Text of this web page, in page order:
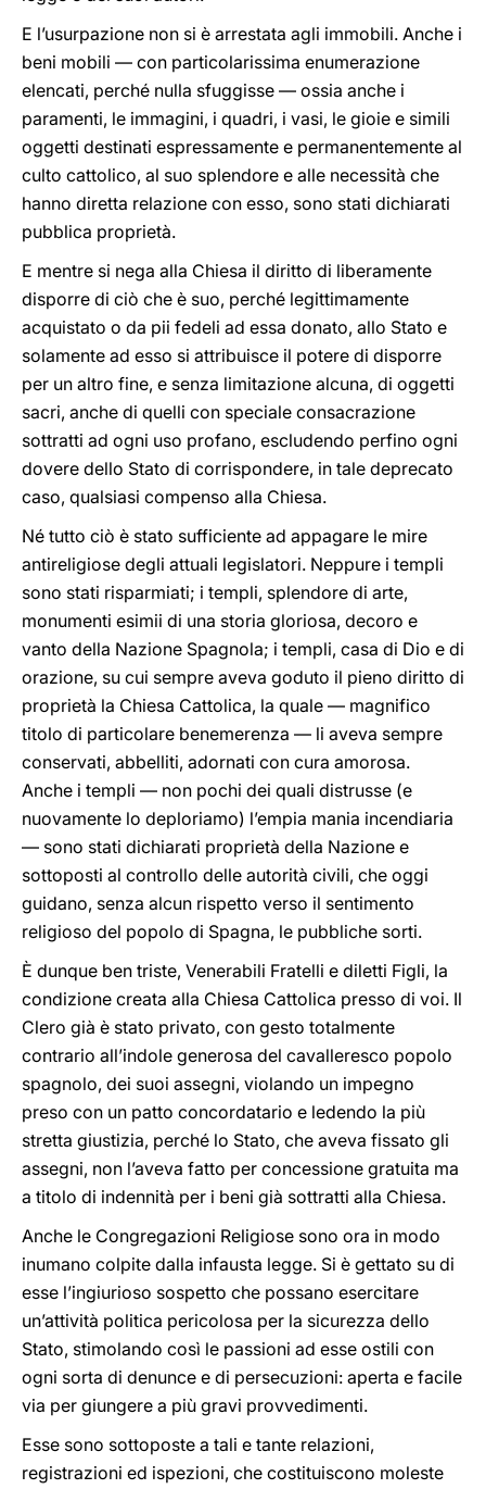
E l’usurpazione non si è arrestata agli immobili. Anche i
beni mobili — con particolarissima enumerazione
elencati, perché nulla sfuggisse — ossia anche i
paramenti, le immagini, i quadri, i vasi, le gioie e simili
oggetti destinati espressamente e permanentemente al
culto cattolico, al suo splendore e alle necessità che
hanno diretta relazione con esso, sono stati dichiarati
pubblica proprietà.
E mentre si nega alla Chiesa il diritto di liberamente
disporre di ciò che è suo, perché legittimamente
acquistato o da pii fedeli ad essa donato, allo Stato e
solamente ad esso si attribuisce il potere di disporre
per un altro fine, e senza limitazione alcuna, di oggetti
sacri, anche di quelli con speciale consacrazione
sottratti ad ogni uso profano, escludendo perfino ogni
dovere dello Stato di corrispondere, in tale deprecato
caso, qualsiasi compenso alla Chiesa.
Né tutto ciò è stato sufficiente ad appagare le mire
antireligiose degli attuali legislatori. Neppure i templi
sono stati risparmiati; i templi, splendore di arte,
monumenti esimii di una storia gloriosa, decoro e
vanto della Nazione Spagnola; i templi, casa di Dio e di
orazione, su cui sempre aveva goduto il pieno diritto di
proprietà la Chiesa Cattolica, la quale — magnifico
titolo di particolare benemerenza — li aveva sempre
conservati, abbelliti, adornati con cura amorosa.
Anche i templi — non pochi dei quali distrusse (e
nuovamente lo deploriamo) l’empia mania incendiaria
— sono stati dichiarati proprietà della Nazione e
sottoposti al controllo delle autorità civili, che oggi
guidano, senza alcun rispetto verso il sentimento
religioso del popolo di Spagna, le pubbliche sorti.
È dunque ben triste, Venerabili Fratelli e diletti Figli, la
condizione creata alla Chiesa Cattolica presso di voi. Il
Clero già è stato privato, con gesto totalmente
contrario all’indole generosa del cavalleresco popolo
spagnolo, dei suoi assegni, violando un impegno
preso con un patto concordatario e ledendo la più
stretta giustizia, perché lo Stato, che aveva fissato gli
assegni, non l’aveva fatto per concessione gratuita ma
a titolo di indennità per i beni già sottratti alla Chiesa.
Anche le Congregazioni Religiose sono ora in modo
inumano colpite dalla infausta legge. Si è gettato su di
esse l’ingiurioso sospetto che possano esercitare
un’attività politica pericolosa per la sicurezza dello
Stato, stimolando così le passioni ad esse ostili con
ogni sorta di denunce e di persecuzioni: aperta e facile
via per giungere a più gravi provvedimenti.
Esse sono sottoposte a tali e tante relazioni,
registrazioni ed ispezioni, che costituiscono moleste